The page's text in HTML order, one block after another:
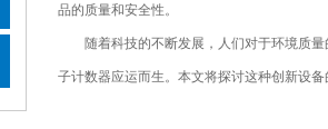
品的质量和安全性。
随着科技的不断发展，人们对于环境质量
子计数器应运而生。本文将探讨这种创新设